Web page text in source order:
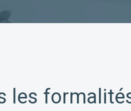
les